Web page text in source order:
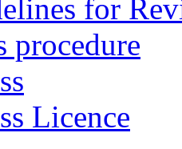
for
procedure
Licence